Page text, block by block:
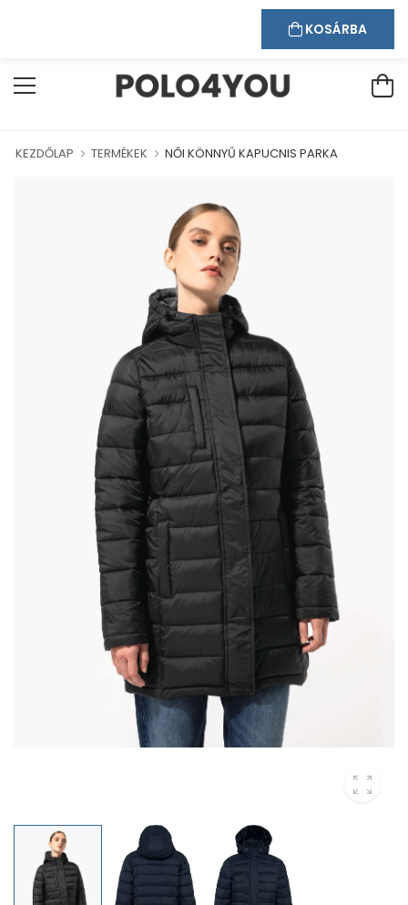
Bejelentkezés Regisztráció
KEZDŐLAP TERMÉKEK NŐI KÖNNYŰ KAPUCNIS PARKA
KOSÁRBA